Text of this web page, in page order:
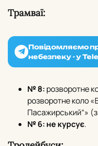
Трамваї:
Повідомляємо
небезпеку - у
№ 8: розворотне
розворотне коло
Пасажирський“»
№ 6: не курсує.